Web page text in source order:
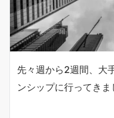
先々週から2週間、大
ンシップに行ってきま